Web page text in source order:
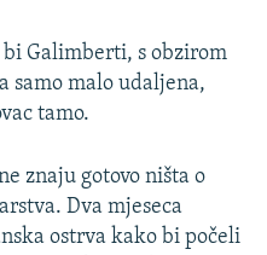
Galimberti, s obzirom
samo malo udaljena,
tamo.
znaju gotovo ništa o
Dva mjeseca
ostrva kako bi počeli